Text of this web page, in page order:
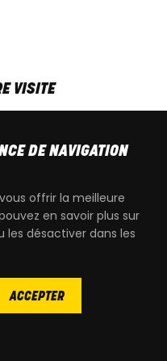
VISITE
970
reservés |
DE NAVIGATION
offrir la meilleure
en savoir plus sur
les désactiver dans les
ACCEPTER